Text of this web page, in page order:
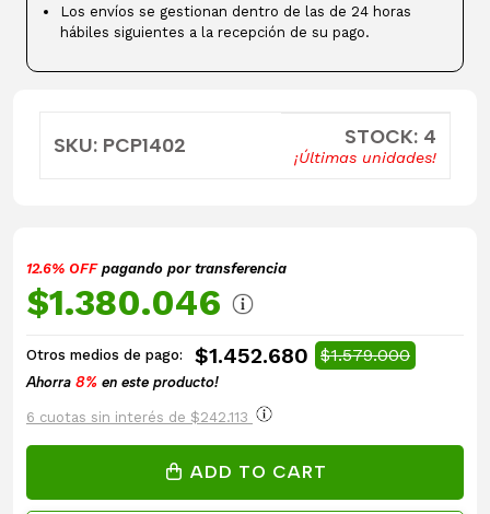
Los envíos se gestionan dentro de las de 24 horas
hábiles siguientes a la recepción de su pago.
SKU: PCP1402 STOCK: 4
¡Últimas unidades!
12.6% OFFpagando por transferencia
$1.380.046
Otros medios de pago: $1.452.680 $1.579.000
Ahorra 8% en este producto!
6 cuotas sin interés de $242.113
ADD TO CART